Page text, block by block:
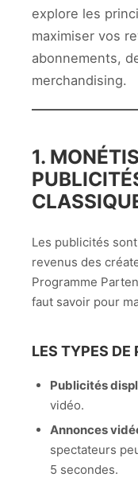
explore les
maximiser vos
abonnements,
merchandising.
1.
Les publicités
revenus des
Programme
faut savoir pour
LES TYPES DE
Publicités
vidéo.
Annonces
spectateurs
5 secondes.